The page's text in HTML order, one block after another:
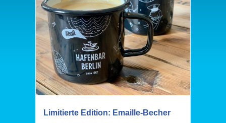
Limitierte Edition: Emaille-Becher